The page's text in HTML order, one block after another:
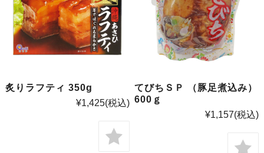
炙りラフティ 350g
¥1,425(税込)
てびちＳＰ （豚足煮込み）
600ｇ
¥1,157(税込)